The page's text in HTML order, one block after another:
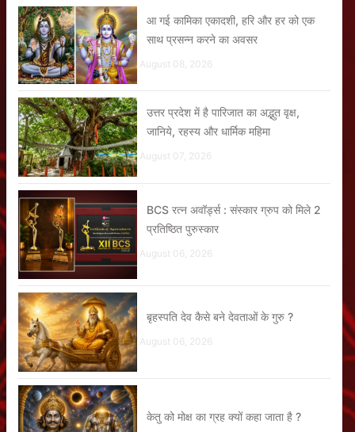
आ गई कामिका एकादशी, हरि और हर को एक
साथ प्रसन्न करने का अवसर
August 08, 2026
उत्तर प्रदेश में है पारिजात का अद्भुत वृक्ष,
जानिये, रहस्य और धार्मिक महिमा
August 07, 2026
BCS रत्न अवॉर्ड्स : संस्कार ग्रुप को मिले 2
प्रतिष्ठित पुरुस्कार
August 06, 2026
बृहस्पति देव कैसे बने देवताओं के गुरु ?
August 06, 2026
केतु को मोक्ष का ग्रह क्यों कहा जाता है ?